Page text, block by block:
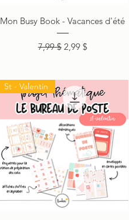
Aperçu rapide
Mon Busy Book - Vacances d'été
Prix original
7,99 $ Prix promotionnel
2,99 $
St - Valentin